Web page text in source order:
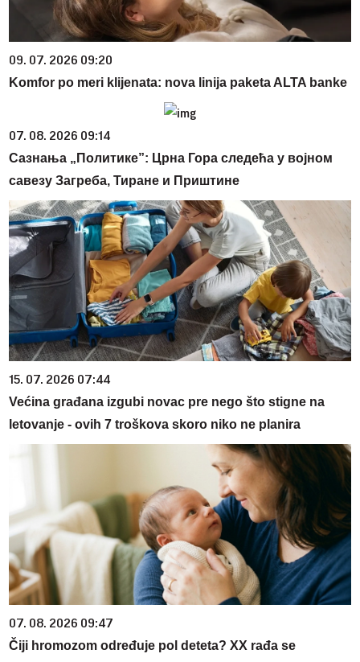
09. 07. 2026 09:20
Komfor po meri klijenata: nova linija paketa ALTA banke
07. 08. 2026 09:14
Сазнања „Политике”: Црна Гора следећа у војном
савезу Загреба, Тиране и Приштине
15. 07. 2026 07:44
Većina građana izgubi novac pre nego što stigne na
letovanje - ovih 7 troškova skoro niko ne planira
07. 08. 2026 09:47
Čiji hromozom određuje pol deteta? XX rađa se